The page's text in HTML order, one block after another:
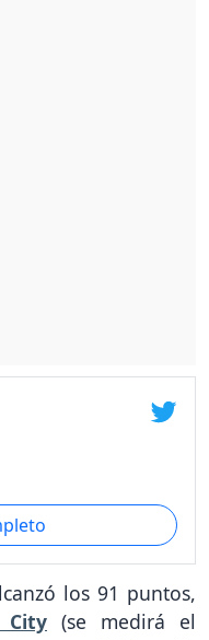
los 91 puntos,
City (se medirá el